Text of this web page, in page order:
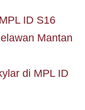
ID S16
Mantan
di MPL ID